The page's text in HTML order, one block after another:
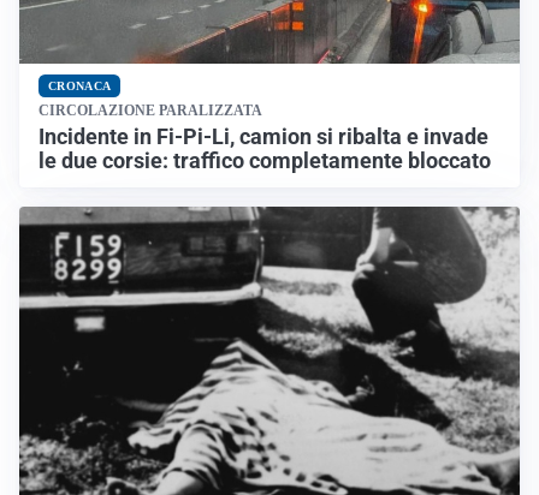
CRONACA
CIRCOLAZIONE PARALIZZATA
Incidente in Fi-Pi-Li, camion si ribalta e invade
le due corsie: traffico completamente bloccato